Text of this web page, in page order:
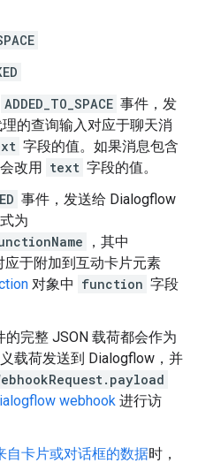
ADDED_TO_SPACE 事件，发
的查询输入对应于聊天消
字段的值。如果消息包含
改用 text 字段的值。
事件，发送给 Dialogflow
为
，其中
应于附加到互动卡片元素
对象中 function 字段
的完整 JSON 载荷都会作为
载荷发送到 Dialogflow，并
webhook 进行访
自卡片或对话框的数据时，